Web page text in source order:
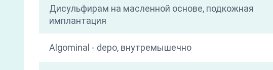
Дисульфирам на масленной основе, подкожная
имплантация
Algominal - depo, внутремышечно